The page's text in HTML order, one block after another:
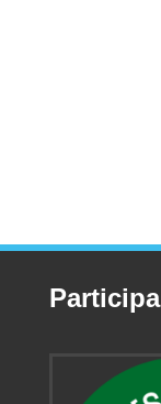
Participa